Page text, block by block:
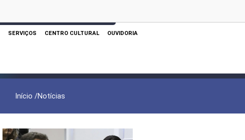
SERVIÇOS CENTRO CULTURAL OUVIDORIA
Início /Notícias